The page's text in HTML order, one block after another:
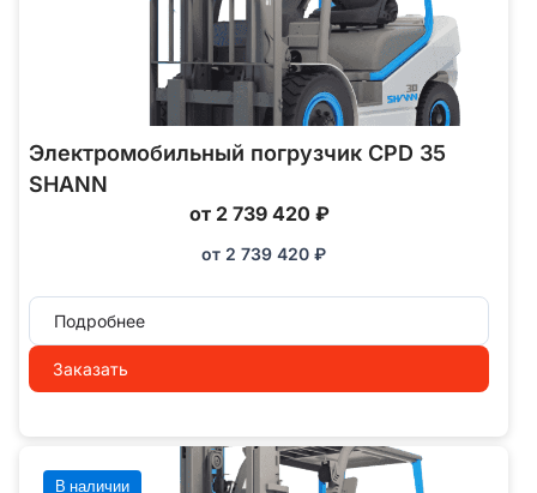
Электромобильный погрузчик CPD 35
SHANN
от 2 739 420 ₽
от 2 739 420 ₽
Подробнее
Заказать
В наличии